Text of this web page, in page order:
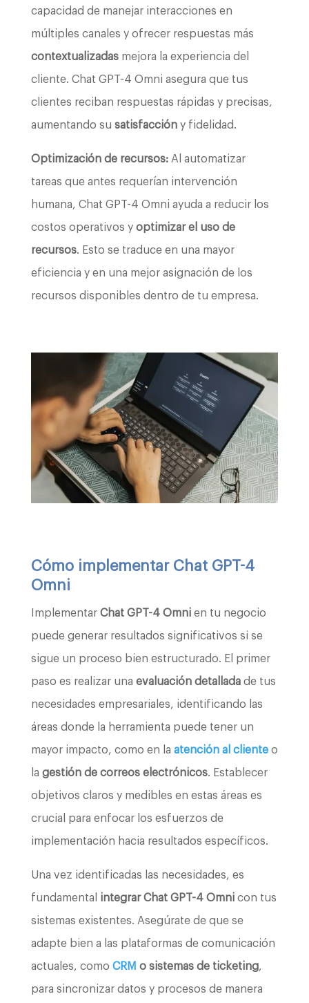
capacidad de manejar interacciones en
múltiples canales y ofrecer respuestas más
contextualizadasmejora la experiencia del
cliente. Chat GPT-4 Omni asegura que tus
clientes reciban respuestas rápidas y precisas,
aumentando su satisfaccióny fidelidad.
Optimización de recursos: Al automatizar
tareas que antes requerían intervención
humana, Chat GPT-4 Omni ayuda a reducir los
costos operativos y optimizar el uso de
recursos. Esto se traduce en una mayor
eficiencia y en una mejor asignación de los
recursos disponibles dentro de tu empresa.
Cómo implementar Chat GPT-4
Omni
Implementar Chat GPT-4 Omnien tu negocio
puede generar resultados significativos si se
sigue un proceso bien estructurado. El primer
paso es realizar una evaluación detalladade tus
necesidades empresariales, identificando las
áreas donde la herramienta puede tener un
mayor impacto, como en la atención al clienteo
la gestión de correos electrónicos. Establecer
objetivos claros y medibles en estas áreas es
crucial para enfocar los esfuerzos de
implementación hacia resultados específicos.
Una vez identificadas las necesidades, es
fundamental integrar Chat GPT-4 Omnicon tus
sistemas existentes. Asegúrate de que se
adapte bien a las plataformas de comunicación
actuales, como CRM o sistemas de ticketing,
para sincronizar datos y procesos de manera